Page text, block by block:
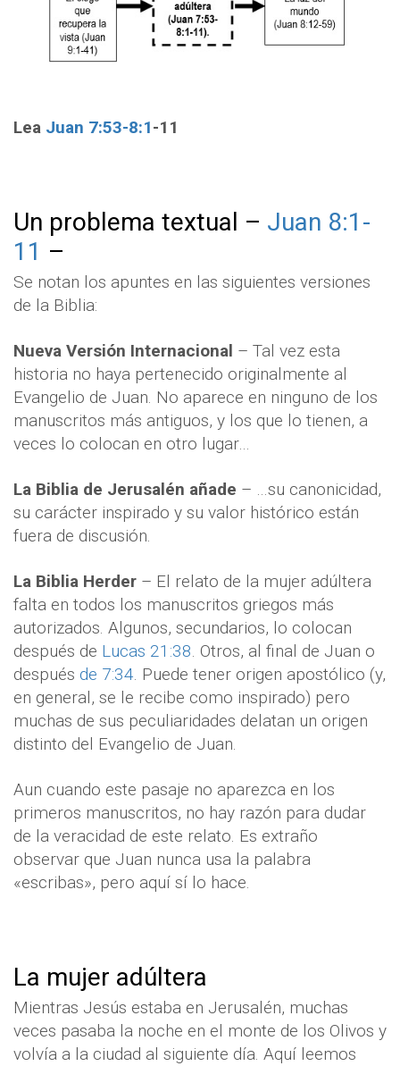
Lea Juan 7:53-8:1-11
Un problema textual – Juan 8:1-
11 –
Se notan los apuntes en las siguientes versiones
de la Biblia:
Nueva Versión Internacional – Tal vez esta
historia no haya pertenecido originalmente al
Evangelio de Juan. No aparece en ninguno de los
manuscritos más antiguos, y los que lo tienen, a
veces lo colocan en otro lugar…
La Biblia de Jerusalén añade – …su canonicidad,
su carácter inspirado y su valor histórico están
fuera de discusión.
La Biblia Herder – El relato de la mujer adúltera
falta en todos los manuscritos griegos más
autorizados. Algunos, secundarios, lo colocan
después de Lucas 21:38. Otros, al final de Juan o
después de 7:34. Puede tener origen apostólico (y,
en general, se le recibe como inspirado) pero
muchas de sus peculiaridades delatan un origen
distinto del Evangelio de Juan.
Aun cuando este pasaje no aparezca en los
primeros manuscritos, no hay razón para dudar
de la veracidad de este relato. Es extraño
observar que Juan nunca usa la palabra
«escribas», pero aquí sí lo hace.
La mujer adúltera
Mientras Jesús estaba en Jerusalén, muchas
veces pasaba la noche en el monte de los Olivos y
volvía a la ciudad al siguiente día. Aquí leemos